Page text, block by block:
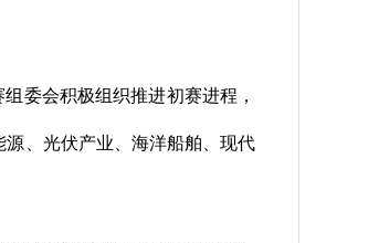
委会积极组织推进初赛进程，
、光伏产业、海洋船舶、现代